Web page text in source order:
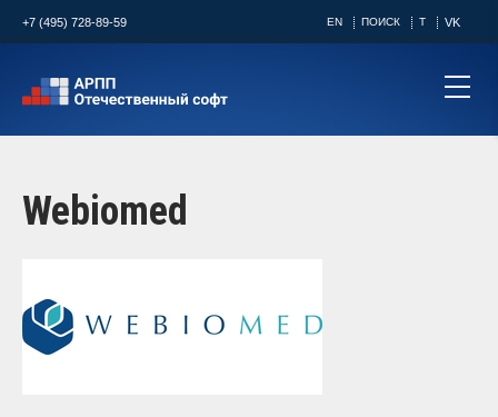
+7 (495) 728-89-59 EN ПОИСК T VK
Webiomed